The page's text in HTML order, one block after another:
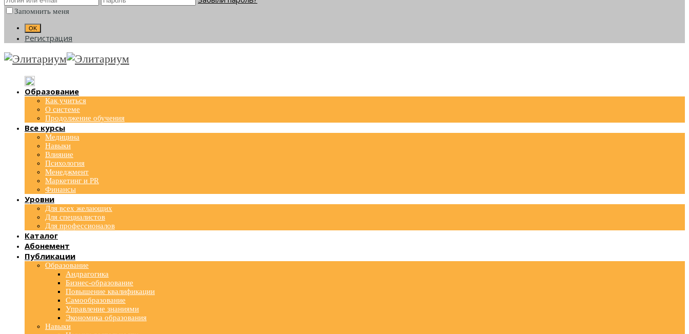
Запомнить меня
Регистрация
Образование
Как учиться
О системе
Продолжение обучения
Все курсы
Медицина
Навыки
Влияние
Психология
Менеджмент
Маркетинг и PR
Финансы
Уровни
Для всех желающих
Для специалистов
Для профессионалов
Каталог
Абонемент
Публикации
Образование
Андрагогика
Бизнес-образование
Повышение квалификации
Самообразование
Управление знаниями
Экономика образования
Навыки